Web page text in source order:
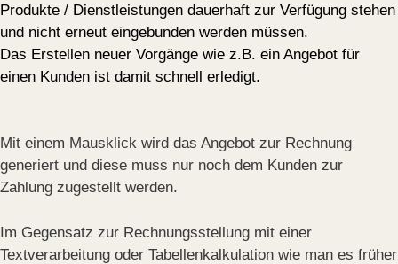
Produkte / Dienstleistungen dauerhaft zur Verfügung stehen
und nicht erneut eingebunden werden müssen.
Das Erstellen neuer Vorgänge wie z.B. ein Angebot für
einen Kunden ist damit schnell erledigt.
Mit einem Mausklick wird das Angebot zur Rechnung
generiert und diese muss nur noch dem Kunden zur
Zahlung zugestellt werden.
Im Gegensatz zur Rechnungsstellung mit einer
Textverarbeitung oder Tabellenkalkulation wie man es früher